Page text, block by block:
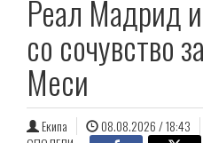
Реал Мадрид
со сочувство
Меси
Екипа
08.08.2026 / 18:43